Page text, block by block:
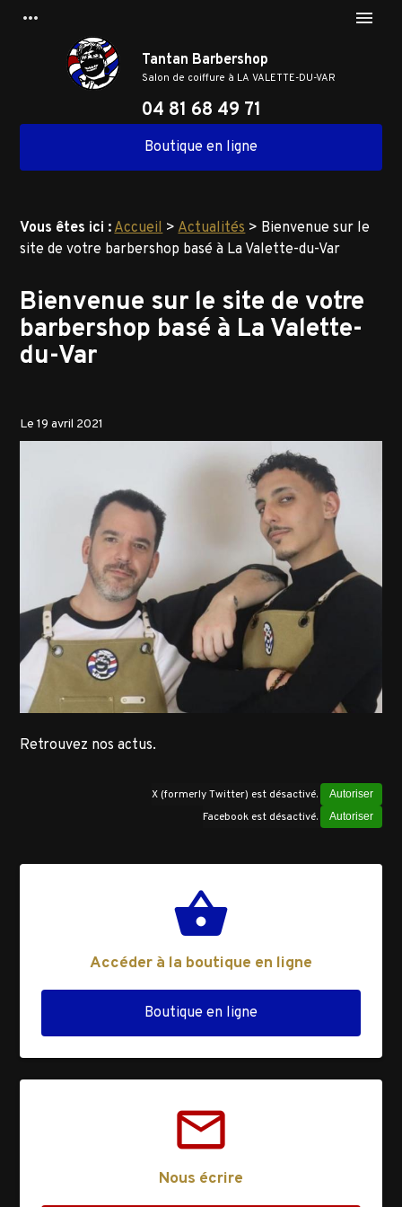
more_horiz menu
Tantan Barbershop
Salon de coiffure à LA VALETTE-DU-VAR
04 81 68 49 71
Boutique en ligne
Vous êtes ici :Accueil>Actualités> Bienvenue sur le
site de votre barbershop basé à La Valette-du-Var
Bienvenue sur le site de votre
barbershop basé à La Valette-
du-Var
Le 19 avril 2021
Retrouvez nos actus.
X (formerly Twitter) est désactivé. Autoriser
Facebook est désactivé. Autoriser
shopping_basket
Accéder à la boutique en ligne
Boutique en ligne
mail_outline
Nous écrire